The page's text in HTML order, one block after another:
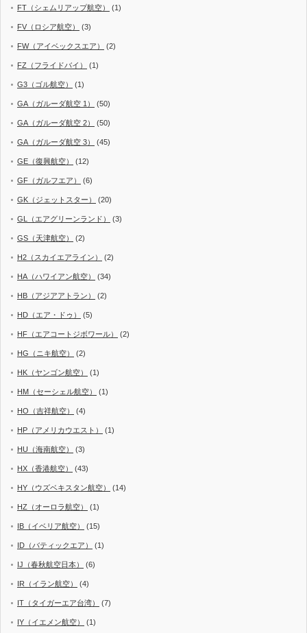
FT（シェムリアップ航空） (1)
FV（ロシア航空） (3)
FW（アイベックスエア） (2)
FZ（フライドバイ） (1)
G3（ゴル航空） (1)
GA（ガルーダ航空 1） (50)
GA（ガルーダ航空 2） (50)
GA（ガルーダ航空 3） (45)
GE（復興航空） (12)
GF（ガルフエア） (6)
GK（ジェットスター） (20)
GL（エアグリーンランド） (3)
GS（天津航空） (2)
H2（スカイエアライン） (2)
HA（ハワイアン航空） (34)
HB（アジアアトラン） (2)
HD（エア・ドゥ） (5)
HF（エアコートジボワール） (2)
HG（ニキ航空） (2)
HK（ヤンゴン航空） (1)
HM（セーシェル航空） (1)
HO（吉祥航空） (4)
HP（アメリカウエスト） (1)
HU（海南航空） (3)
HX（香港航空） (43)
HY（ウズベキスタン航空） (14)
HZ（オーロラ航空） (1)
IB（イベリア航空） (15)
ID（バティックエア） (1)
IJ（春秋航空日本） (6)
IR（イラン航空） (4)
IT（タイガーエア台湾） (7)
IY（イエメン航空） (1)